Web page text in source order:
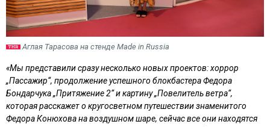
Аглая Тарасова на стенде Made in Russia
«Мы представили сразу несколько новых проектов: хоррор
„Пассажир“, продолжение успешного блокбастера Федора
Бондарчука „Притяжение 2“ и картину „Повелитель ветра“,
которая расскажет о кругосветном путешествии знаменитого
Федора Конюхова на воздушном шаре, сейчас все они находятся